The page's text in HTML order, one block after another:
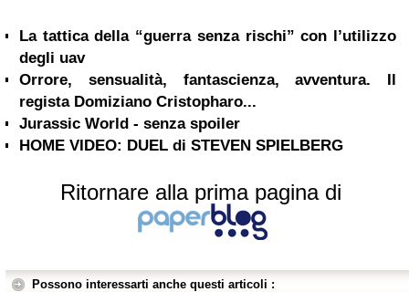
La tattica della “guerra senza rischi” con l’utilizzo
degli uav
Orrore, sensualità, fantascienza, avventura. Il
regista Domiziano Cristopharo...
Jurassic World - senza spoiler
HOME VIDEO: DUEL di STEVEN SPIELBERG
Ritornare alla prima pagina di
Possono interessarti anche questi articoli :